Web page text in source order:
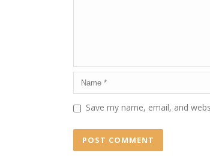
Save my name, email, and